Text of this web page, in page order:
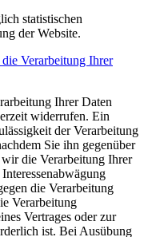
statistischen
der Website.
Verarbeitung Ihrer
Ihrer Daten
widerrufen. Ein
der Verarbeitung
Sie ihn gegenüber
die Verarbeitung Ihrer
die Verarbeitung
Verarbeitung
Vertrages oder zur
ist. Bei Ausübung